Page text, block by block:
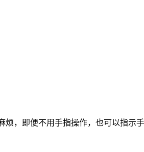
，即便不用手指操作，也可以指示